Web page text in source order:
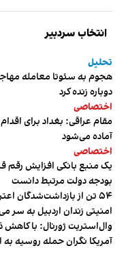
انتخاب سردبیر
تحلیل
هجوم به سئوتا معامله
دوباره زنده کرد
اختصاصی
مقام عراقی: بغداد برای
آماده می‌شود
اختصاصی
یک منبع بانکی افزایش رقم
بودجه دولت مرتبط دانست
۵۴ تن از بازداشت‌شدگان
امنیتی زندان اردبیل به سر
وال‌استریت ژورنال: با کاهش
آمریکا نگران حمله روسیه